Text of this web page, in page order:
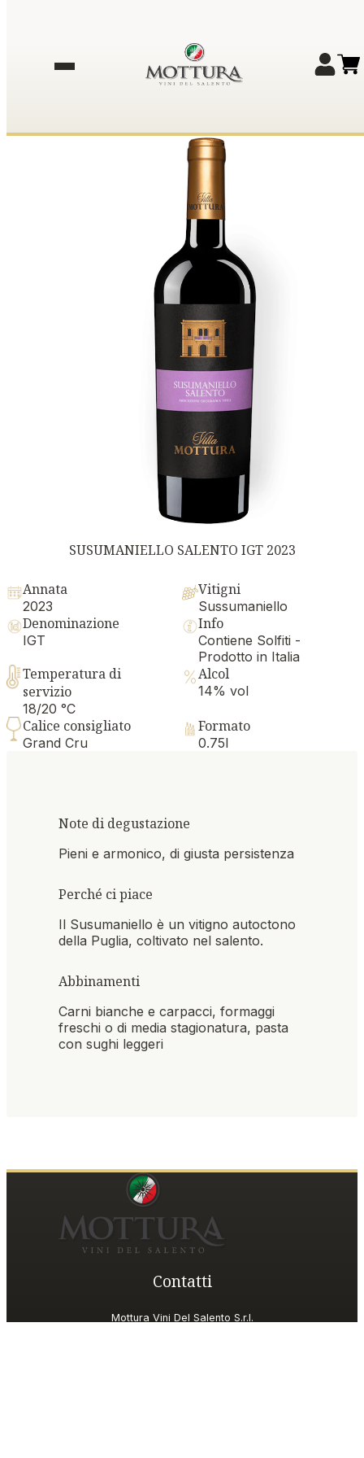
SUSUMANIELLO SALENTO IGT 2023
Annata
2023
Vitigni
Sussumaniello
Denominazione
IGT
Info
Contiene Solfiti -
Prodotto in Italia
Temperatura di
servizio
18/20 °C
Alcol
14% vol
Calice consigliato
Grand Cru
Formato
0.75l
Note di degustazione
Pieni e armonico, di giusta persistenza
Perché ci piace
Il Susumaniello è un vitigno autoctono
della Puglia, coltivato nel salento.
Abbinamenti
Carni bianche e carpacci, formaggi
freschi o di media stagionatura, pasta
con sughi leggeri
Contatti
Mottura Vini Del Salento S.r.l.